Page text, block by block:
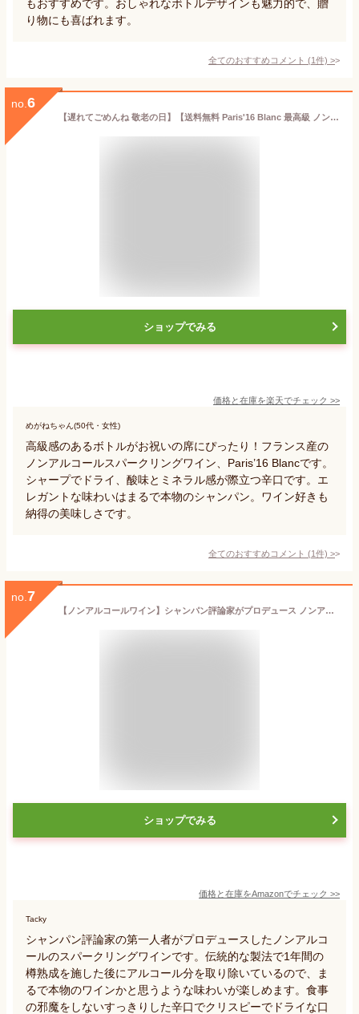
もおすすめです。おしゃれなボトルデザインも魅力的で、贈
り物にも喜ばれます。
全てのおすすめコメント (1件) >
no. 6
【遅れてごめんね 敬老の日】【送料無料 Paris'16 Blanc 最高級 ノンアルコールワイン】 ノンアルコール シャンパン スパークリング 白ワイン フランス産 贈り物 記念日 パーティー お祝い アルコール0.00％ 750ml ギフト プレゼント
ショップでみる
価格と在庫を楽天でチェック >>
めがねちゃん(50代・女性)
高級感のあるボトルがお祝いの席にぴったり！フランス産の
ノンアルコールスパークリングワイン、Paris’16 Blancです。
シャープでドライ、酸味とミネラル感が際立つ辛口です。エ
レガントな味わいはまるで本物のシャンパン。ワイン好きも
納得の美味しさです。
全てのおすすめコメント (1件) >
no. 7
【ノンアルコールワイン】シャンパン評論家がプロデュース ノンアルコールスパークリングワイン Oddbird ブラン・ド・ブラン (1, フルサイズボトル)
ショップでみる
価格と在庫をAmazonでチェック >>
Tacky
シャンパン評論家の第一人者がプロデュースしたノンアルコ
ールのスパークリングワインです。伝統的な製法で1年間の
樽熟成を施した後にアルコール分を取り除いているので、ま
るで本物のワインかと思うような味わいが楽しめます。食事
の邪魔をしないすっきりした辛口でクリスピーでドライな口